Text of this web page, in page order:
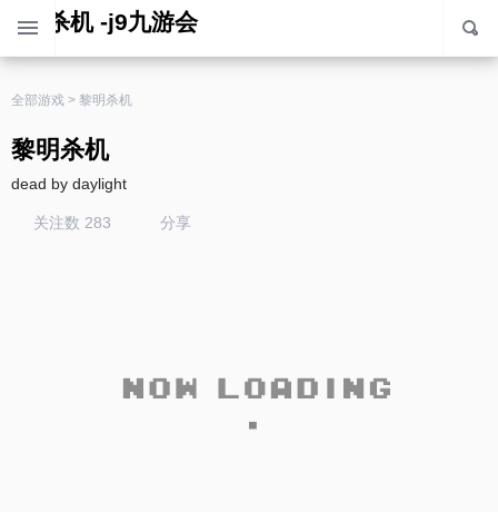
黎明杀机 -j9九游会
全部游戏 > 黎明杀机
黎明杀机
dead by daylight
关注数 283 分享